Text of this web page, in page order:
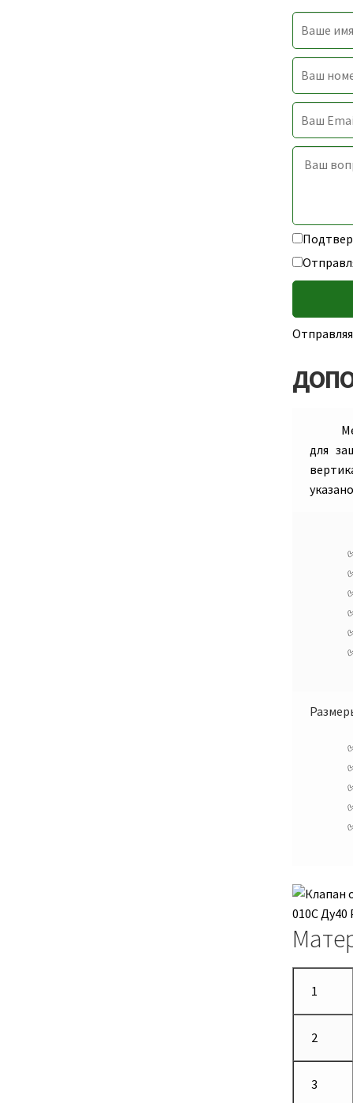
для
1
2
3